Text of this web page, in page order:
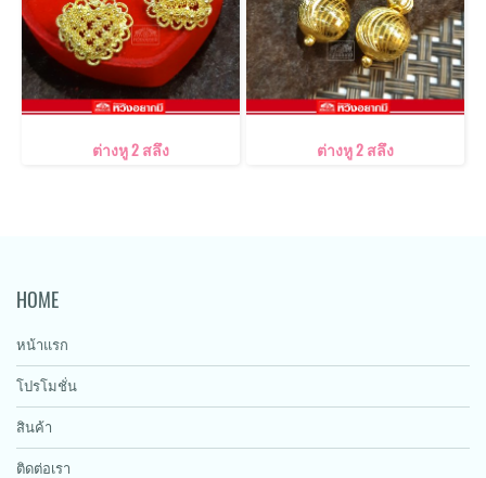
ต่างหู 2 สลึง ต่างหู 2 สลึง
HOME
หน้าแรก
โปรโมชั่น
สินค้า
ติดต่อเรา